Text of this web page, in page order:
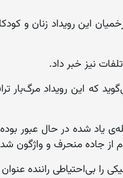
این رویداد زنان و
نیز خبر داد.
که این رویداد مرگ‌بار
یاد شده در حال عبور
از جاده منحرف و واژگون
را بی‌‌احتیاطی راننده